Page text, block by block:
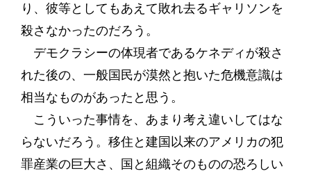
り、彼等としてもあえて敗れ去るギャリソンを
殺さなかったのだろう。
デモクラシーの体現者であるケネディが殺さ
れた後の、一般国民が漠然と抱いた危機意識は
相当なものがあったと思う。
こういった事情を、あまり考え違いしてはな
らないだろう。移住と建国以来のアメリカの犯
罪産業の巨大さ、国と組織そのものの恐ろしい